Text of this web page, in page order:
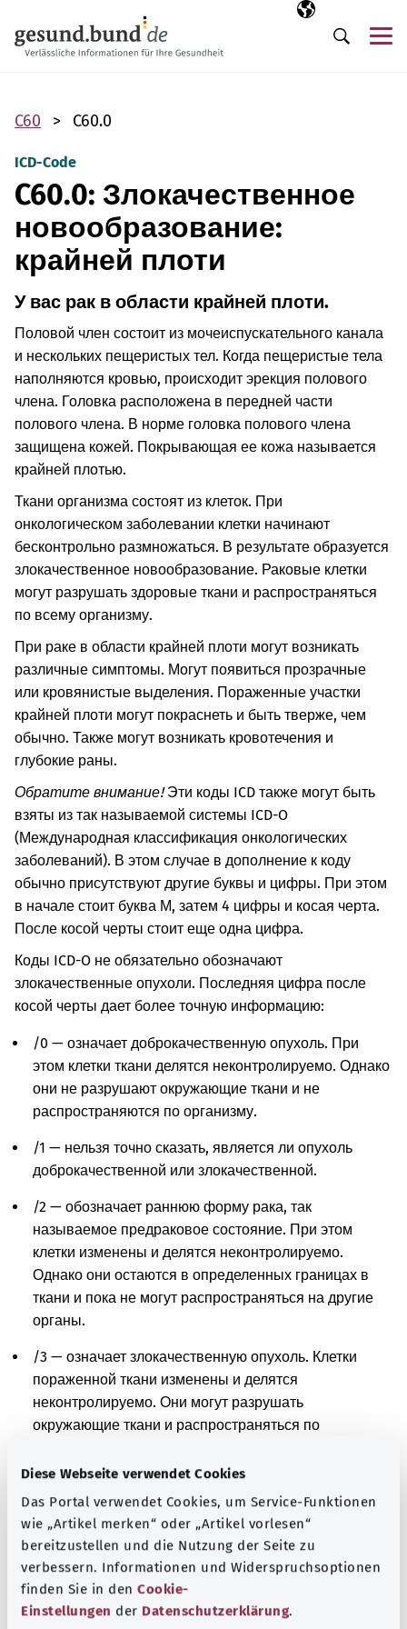
Diese Webseite verwendet Cookies
Das Portal verwendet Cookies, um Service-Funktionen
wie „Artikel merken“ oder „Artikel vorlesen“
bereitzustellen und die Nutzung der Seite zu
verbessern. Informationen und Widerspruchsoptionen
finden Sie in den Cookie-
Einstellungen der Datenschutzerklärung.
Выбранный
RU
Поиск
C60 C60.0
ICD-Code
C60.0: Злокачественное
новообразование:
крайней плоти
У вас рак в области крайней плоти.
Половой член состоит из мочеиспускательного канала
и нескольких пещеристых тел. Когда пещеристые тела
наполняются кровью, происходит эрекция полового
члена. Головка расположена в передней части
полового члена. В норме головка полового члена
защищена кожей. Покрывающая ее кожа называется
крайней плотью.
Ткани организма состоят из клеток. При
онкологическом заболевании клетки начинают
бесконтрольно размножаться. В результате образуется
злокачественное новообразование. Раковые клетки
могут разрушать здоровые ткани и распространяться
по всему организму.
При раке в области крайней плоти могут возникать
различные симптомы. Могут появиться прозрачные
или кровянистые выделения. Пораженные участки
крайней плоти могут покраснеть и быть тверже, чем
обычно. Также могут возникать кровотечения и
глубокие раны.
Обратите внимание!Эти коды ICD также могут быть
взяты из так называемой системы ICD-O
(Международная классификация онкологических
заболеваний). В этом случае в дополнение к коду
обычно присутствуют другие буквы и цифры. При этом
в начале стоит буква М, затем 4 цифры и косая черта.
После косой черты стоит еще одна цифра.
Коды ICD-O не обязательно обозначают
злокачественные опухоли. Последняя цифра после
косой черты дает более точную информацию:
/0 — означает доброкачественную опухоль. При
этом клетки ткани делятся неконтролируемо. Однако
они не разрушают окружающие ткани и не
распространяются по организму.
/1 — нельзя точно сказать, является ли опухоль
доброкачественной или злокачественной.
/2 — обозначает раннюю форму рака, так
называемое предраковое состояние. При этом
клетки изменены и делятся неконтролируемо.
Однако они остаются в определенных границах в
ткани и пока не могут распространяться на другие
органы.
/3 — означает злокачественную опухоль. Клетки
пораженной ткани изменены и делятся
неконтролируемо. Они могут разрушать
окружающие ткани и распространяться по
/6 — означает метастазы. При этом раковые клетки
из первоначального очага распространились в
другие части тела и размножились там.
/9 — означает злокачественную опухоль или
метастазы. Клетки пораженной ткани изменены и
делятся неконтролируемо. Однако нельзя сказать,